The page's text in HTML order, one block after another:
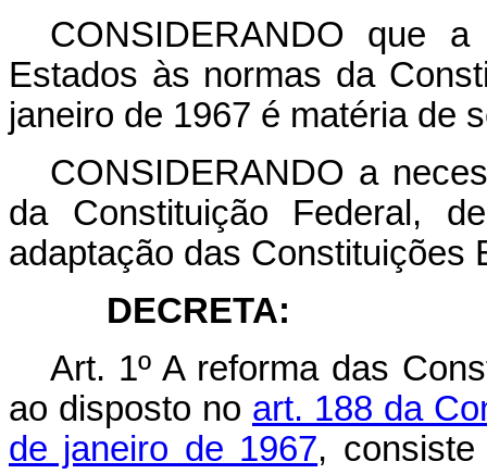
CONSIDERANDO que
Estados às normas da
janeiro de 1967 é matéria de
CONSIDERANDO a
da Constituição Federal,
adaptação das Constituições
DECRETA:
Art. 1º A reforma das
ao disposto no art. 188 da
de janeiro de 1967, consiste